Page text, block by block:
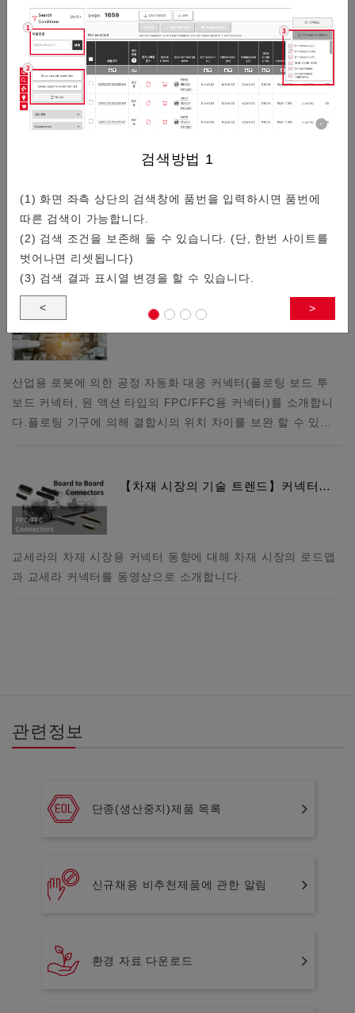
검색방법 1
(1) 화면 좌측 상단의 검색창에 품번을 입력하시면 품번에
따른 검색이 가능합니다.
(2) 검색 조건을 보존해 둘 수 있습니다. (단, 한번 사이트를
벗어나면 리셋됩니다)
(3) 검색 결과 표시열 변경을 할 수 있습니다.
< >
/141
커넥터기술적 정보
0.3mm 피치/저배, 공간 절약, 높은 견…
스마트폰이나 웨어러블 디바이스를 타겟으로 0.3mm 피치의 기
판 대 기판 커넥터를 소개합니다.
자동 조립 대응 커넥터 특집
산업용 로봇에 의한 공정 자동화 대응 커넥터(플로팅 보드 투
보드 커넥터, 원 액션 타입의 FPC/FFC용 커넥터)를 소개합니
다. 플로팅 기구에 의해 결합시의 위치 차이를 보완 할 수 있…
【차재 시장의 기술 트렌드】커넥터…
교세라의 차재 시장용 커넥터 동향에 대해 차재 시장의 로드맵
과 교세라 커넥터를 동영상으로 소개합니다.
관련정보
단종(생산중지)제품 목록
신규채용 비추천제품에 관한 알림
환경 자료 다운로드